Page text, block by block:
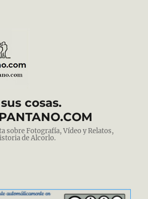
cosas.
sobre Fotografía, Vídeo y Relatos,
de Alcorlo.